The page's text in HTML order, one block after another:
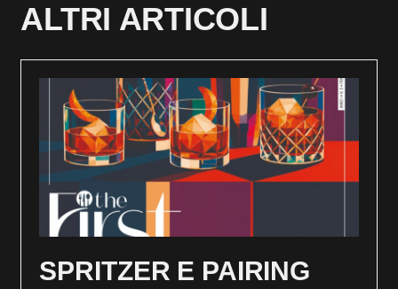
ALTRI ARTICOLI
SPRITZER E PAIRING